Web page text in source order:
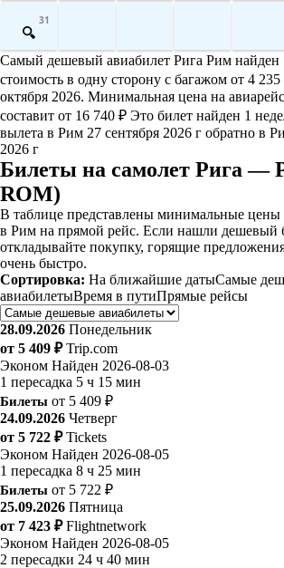
31
Самый дешевый авиабилет Рига Рим найден
стоимость в одну сторону с багажом от 4 235
октября 2026. Минимальная цена на
составит от 16 740 ₽ Это билет найден 1
вылета в Рим 27 сентября 2026 г обратно в
2026 г
Билеты на самолет Рига —
ROM)
В таблице представлены минимальные цены
в Рим на прямой рейс. Если нашли дешевый
откладывайте покупку, горящие
очень быстро.
Сортировка: На ближайшие датыСамые
авиабилетыВремя в путиПрямые рейсы
28.09.2026 Понедельник
от 5 409 ₽ Trip.com
Эконом Найден 2026-08-03
1 пересадка 5 ч 15 мин
Билеты от 5 409 ₽
24.09.2026 Четверг
от 5 722 ₽ Tickets
Эконом Найден 2026-08-05
1 пересадка 8 ч 25 мин
Билеты от 5 722 ₽
25.09.2026 Пятница
от 7 423 ₽ Flightnetwork
Эконом Найден 2026-08-05
2 пересадки 24 ч 40 мин